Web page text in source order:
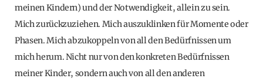
meinen Kindern) und der Notwendigkeit, allein zu sein.
Mich zurückzuziehen. Mich auszuklinken für Momente oder
Phasen. Mich abzukoppeln von all den Bedürfnissen um
mich herum. Nicht nur von den konkreten Bedürfnissen
meiner Kinder, sondern auch von all den anderen